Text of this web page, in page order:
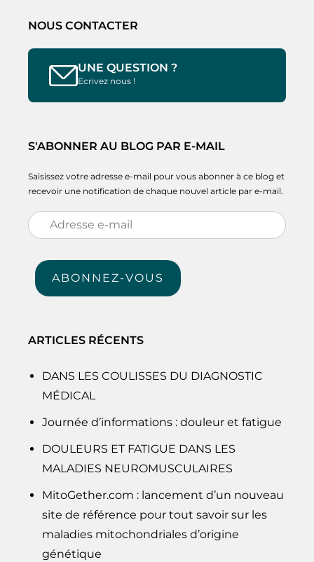
NOUS CONTACTER
UNE QUESTION ?
Ecrivez nous !
S'ABONNER AU BLOG PAR E-MAIL
Saisissez votre adresse e-mail pour vous abonner à ce blog et
recevoir une notification de chaque nouvel article par e-mail.
Adresse
e-
mail
ABONNEZ-VOUS
ARTICLES RÉCENTS
DANS LES COULISSES DU DIAGNOSTIC
MÉDICAL
Journée d’informations : douleur et fatigue
DOULEURS ET FATIGUE DANS LES
MALADIES NEUROMUSCULAIRES
MitoGether.com : lancement d’un nouveau
site de référence pour tout savoir sur les
maladies mitochondriales d’origine
génétique